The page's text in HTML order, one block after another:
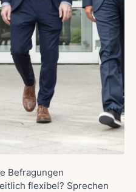
Befragungen
flexibel? Sprechen